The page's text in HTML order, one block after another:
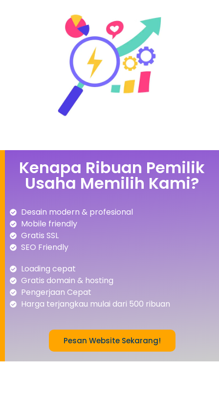
Kenapa Ribuan Pemilik
Usaha Memilih Kami?
Desain modern & profesional
Mobile friendly
Gratis SSL
SEO Friendly
Loading cepat
Gratis domain & hosting
Pengerjaan Cepat
Harga terjangkau mulai dari 500 ribuan
Pesan Website Sekarang!